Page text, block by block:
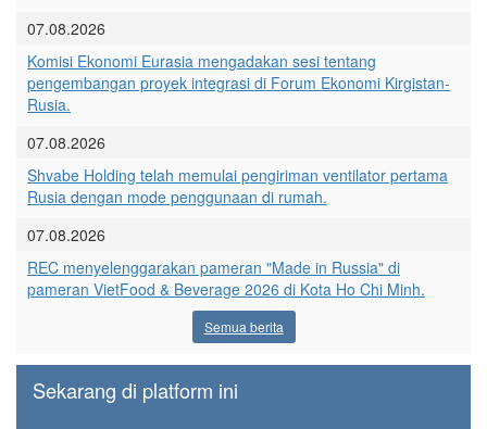
07.08.2026
Komisi Ekonomi Eurasia mengadakan sesi tentang
pengembangan proyek integrasi di Forum Ekonomi Kirgistan-
Rusia.
07.08.2026
Shvabe Holding telah memulai pengiriman ventilator pertama
Rusia dengan mode penggunaan di rumah.
07.08.2026
REC menyelenggarakan pameran "Made in Russia" di
pameran VietFood & Beverage 2026 di Kota Ho Chi Minh.
Semua berita
Sekarang di platform ini